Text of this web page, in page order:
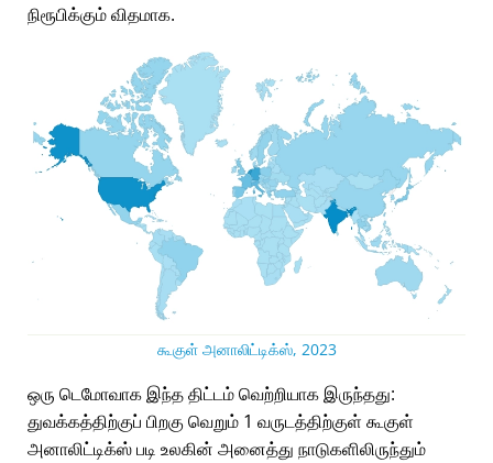
நிரூபிக்கும் விதமாக.
கூகுள் அனாலிட்டிக்ஸ், 2023
ஒரு டெமோவாக இந்த திட்டம் வெற்றியாக இருந்தது:
துவக்கத்திற்குப் பிறகு வெறும் 1 வருடத்திற்குள் கூகுள்
அனாலிட்டிக்ஸ் படி உலகின் அனைத்து நாடுகளிலிருந்தும்